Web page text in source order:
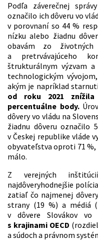
Podľa záverečnej
označilo ich dôveru vo
v porovnaní so 44 %
nízku alebo žiadnu
obavám zo
a pretrvávajúceho
štrukturálnym výzvam a
technologickým
akým je napríklad
od roku 2021
percentuálne body.
dôvery vo vládu na
žiadnu dôveru označilo
v Českej republike vláde
obyvateľstva oproti 71 %,
málo.
Z verejných
najdôveryhodnejšie
zatiaľ čo najmenej
strany (19 %) a médiá
v dôvere Slovákov vo
s krajinami OECD
a súdoch a právnom